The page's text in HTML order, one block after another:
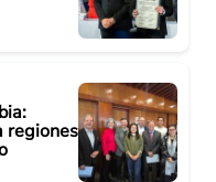
regiones